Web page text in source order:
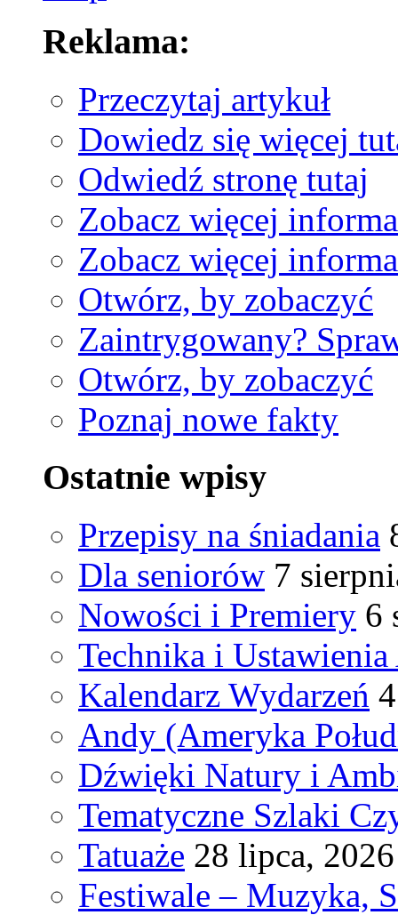
Reklama:
Przeczytaj artykuł
Dowiedz się więcej
Odwiedź stronę tutaj
Zobacz więcej
Zobacz więcej
Otwórz, by zobaczyć
Zaintrygowany?
Otwórz, by zobaczyć
Poznaj nowe fakty
Ostatnie wpisy
Przepisy na śniadania
Dla seniorów 7
Nowości i Premiery 6
Technika i Ustawienia
Kalendarz Wydarzeń
Andy (Ameryka
Dźwięki Natury i
Tematyczne Szlaki
Tatuaże 28 lipca, 2026
Festiwale – Muzyka,